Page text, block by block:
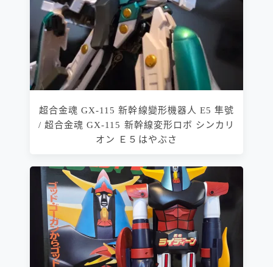
超合金魂 GX-115 新幹線變形機器人 E5 隼號
/ 超合金魂 GX-115 新幹線変形ロボ シンカリ
オン Ｅ５はやぶさ